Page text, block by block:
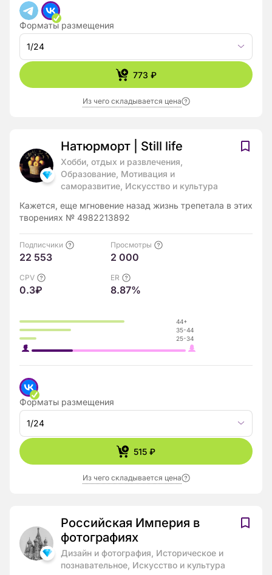
Форматы размещения
1/24
773 ₽
Из чего складывается цена
Натюрморт | Still life
Хобби, отдых и развлечения,
Образование, Мотивация и
саморазвитие, Искусство и культура
Кажется, еще мгновение назад жизнь трепетала в этих
творениях № 4982213892
44+
35-44
25-34
Подписчики
22 553
Просмотры
2 000
CPV
0.3₽
ER
8.87%
Форматы размещения
1/24
515 ₽
Из чего складывается цена
Российская Империя в
фотографиях
Дизайн и фотография, Историческое и
познавательное, Искусство и культура